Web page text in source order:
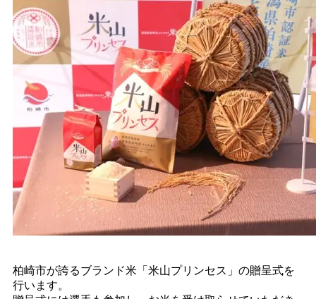
柏崎市が誇るブランド米「米山プリンセス」の贈呈式を
行います。